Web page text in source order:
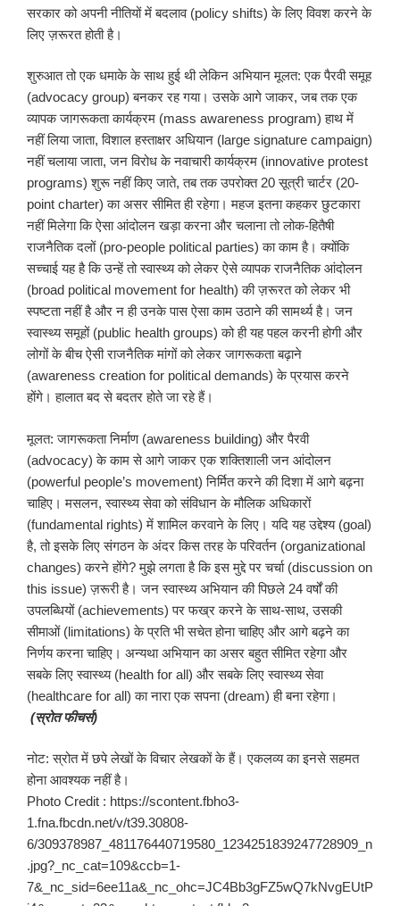
सरकार को अपनी नीतियों में बदलाव (policy shifts) के लिए विवश करने के
लिए ज़रूरत होती है।
शुरुआत तो एक धमाके के साथ हुई थी लेकिन अभियान मूलत: एक पैरवी समूह
(advocacy group) बनकर रह गया। उसके आगे जाकर, जब तक एक
व्यापक जागरूकता कार्यक्रम (mass awareness program) हाथ में
नहीं लिया जाता, विशाल हस्ताक्षर अधियान (large signature campaign)
नहीं चलाया जाता, जन विरोध के नवाचारी कार्यक्रम (innovative protest
programs) शुरू नहीं किए जाते, तब तक उपरोक्त 20 सूत्री चार्टर (20-
point charter) का असर सीमित ही रहेगा। महज इतना कहकर छुटकारा
नहीं मिलेगा कि ऐसा आंदोलन खड़ा करना और चलाना तो लोक-हितैषी
राजनैतिक दलों (pro-people political parties) का काम है। क्योंकि
सच्चाई यह है कि उन्हें तो स्वास्थ्य को लेकर ऐसे व्यापक राजनैतिक आंदोलन
(broad political movement for health) की ज़रूरत को लेकर भी
स्पष्टता नहीं है और न ही उनके पास ऐसा काम उठाने की सामर्थ्य है। जन
स्वास्थ्य समूहों (public health groups) को ही यह पहल करनी होगी और
लोगों के बीच ऐसी राजनैतिक मांगों को लेकर जागरूकता बढ़ाने
(awareness creation for political demands) के प्रयास करने
होंगे। हालात बद से बदतर होते जा रहे हैं।
मूलत: जागरूकता निर्माण (awareness building) और पैरवी
(advocacy) के काम से आगे जाकर एक शक्तिशाली जन आंदोलन
(powerful people’s movement) निर्मित करने की दिशा में आगे बढ़ना
चाहिए। मसलन, स्वास्थ्य सेवा को संविधान के मौलिक अधिकारों
(fundamental rights) में शामिल करवाने के लिए। यदि यह उद्देश्य (goal)
है, तो इसके लिए संगठन के अंदर किस तरह के परिवर्तन (organizational
changes) करने होंगे? मुझे लगता है कि इस मुद्दे पर चर्चा (discussion on
this issue) ज़रूरी है। जन स्वास्थ्य अभियान की पिछले 24 वर्षों की
उपलब्धियों (achievements) पर फख्र करने के साथ-साथ, उसकी
सीमाओं (limitations) के प्रति भी सचेत होना चाहिए और आगे बढ़ने का
निर्णय करना चाहिए। अन्यथा अभियान का असर बहुत सीमित रहेगा और
सबके लिए स्वास्थ्य (health for all) और सबके लिए स्वास्थ्य सेवा
(healthcare for all) का नारा एक सपना (dream) ही बना रहेगा।
(स्रोत फीचर्स)
नोट: स्रोत में छपे लेखों के विचार लेखकों के हैं। एकलव्य का इनसे सहमत
होना आवश्यक नहीं है।
Photo Credit : https://scontent.fbho3-
1.fna.fbcdn.net/v/t39.30808-
6/309378987_481176440719580_1234251839247728909_n
.jpg?_nc_cat=109&ccb=1-
7&_nc_sid=6ee11a&_nc_ohc=JC4Bb3gFZ5wQ7kNvgEUtP